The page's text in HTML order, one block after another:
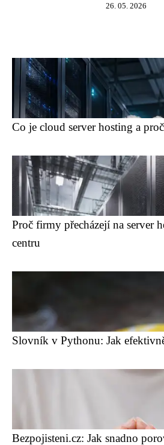
26. 05. 2026
Co je cloud server hosting a
Proč firmy přecházejí na server
centru
Slovník v Pythonu: Jak
Bezpojisteni.cz: Jak snadno